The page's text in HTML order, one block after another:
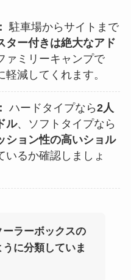
駐車場からサイトまで
ター付きは絶大なアド
ァミリーキャンプで
減してくれます。
ハードタイプなら2人
ル、ソフトタイプなら
ション性の高いショル
いるか確認しましょ
ラーボックスの
に分類していま